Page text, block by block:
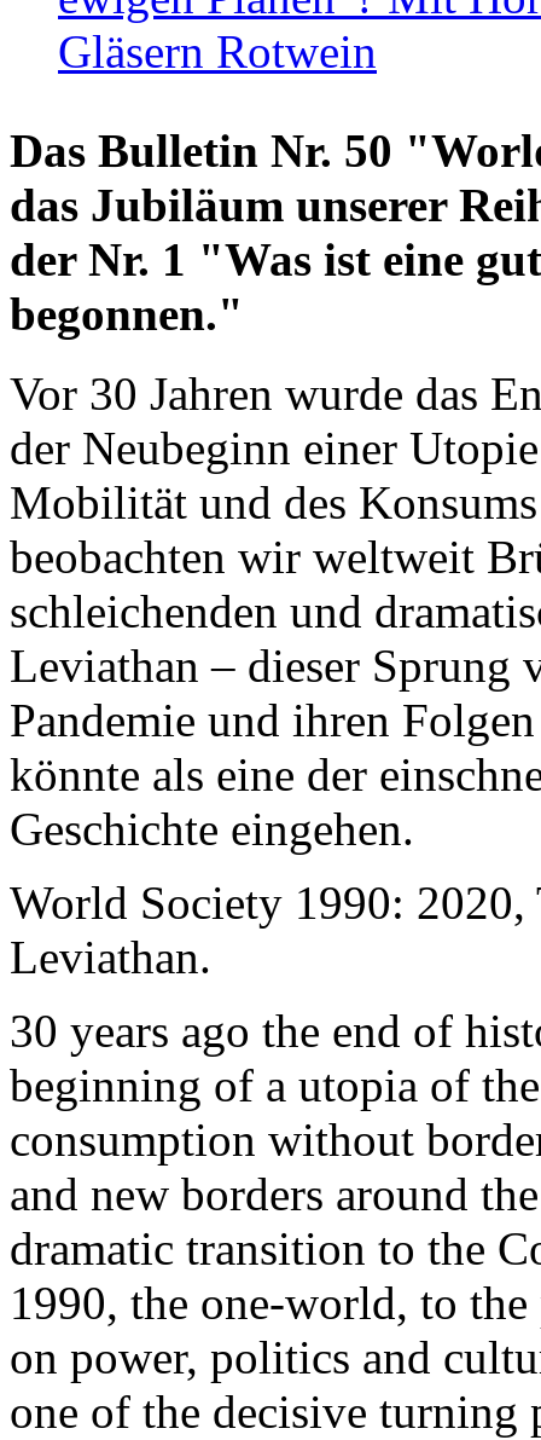
Gläsern Rotwein
Das Bulletin Nr. 50
das Jubiläum unserer
der Nr. 1 "Was ist eine
begonnen."
Vor 30 Jahren wurde das
der Neubeginn einer
Mobilität und des
beobachten wir weltweit
schleichenden und
Leviathan – dieser Sprung
Pandemie und ihren
könnte als eine der
Geschichte eingehen.
World Society 1990: 2020,
Leviathan.
30 years ago the end of
beginning of a utopia of
consumption without
and new borders around
dramatic transition to the
1990, the one-world, to the
on power, politics and
one of the decisive turning